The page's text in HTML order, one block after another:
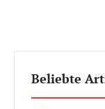
Beliebte